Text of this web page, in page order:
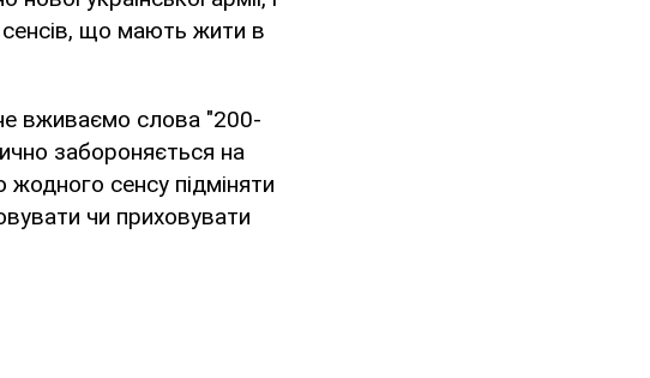
сенсів, що мають жити в
вживаємо слова "200-
забороняється на
сенсу підміняти
чи приховувати